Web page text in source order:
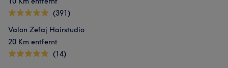
(391)
Valon Zefaj Hairstudio
20 Km entfernt
(14)